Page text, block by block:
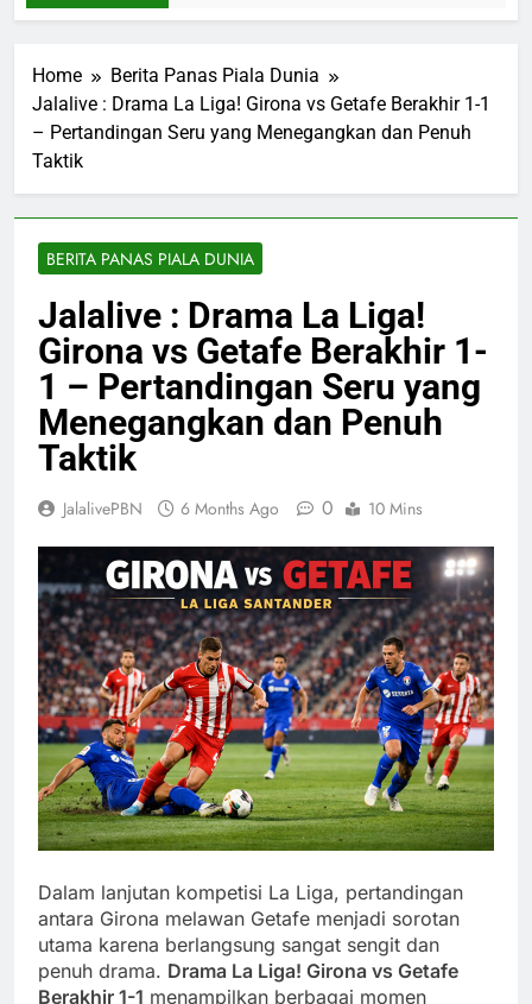
Home
Berita Panas Piala Dunia
Jalalive : Drama La Liga! Girona vs Getafe Berakhir 1-1
– Pertandingan Seru yang Menegangkan dan Penuh
Taktik
BERITA PANAS PIALA DUNIA
Jalalive : Drama La Liga!
Girona vs Getafe Berakhir 1-
1 – Pertandingan Seru yang
Menegangkan dan Penuh
Taktik
JalalivePBN 6 Months Ago 0 10 Mins
Dalam lanjutan kompetisi La Liga, pertandingan
antara Girona melawan Getafe menjadi sorotan
utama karena berlangsung sangat sengit dan
penuh drama. Drama La Liga! Girona vs Getafe
Berakhir 1-1 menampilkan berbagai momen